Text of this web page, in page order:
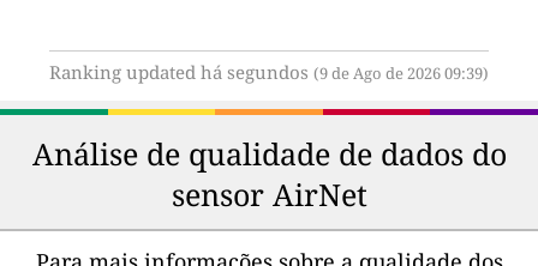
Ranking updated há segundos (9 de Ago de 2026 09:39)
Análise de qualidade de dados do
sensor AirNet